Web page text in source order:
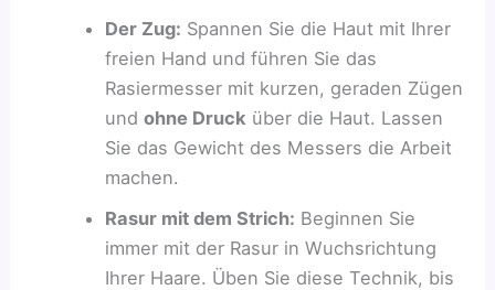
Der Zug: Spannen Sie die Haut mit Ihrer
freien Hand und führen Sie das
Rasiermesser mit kurzen, geraden Zügen
und ohne Druck über die Haut. Lassen
Sie das Gewicht des Messers die Arbeit
machen.
Rasur mit dem Strich: Beginnen Sie
immer mit der Rasur in Wuchsrichtung
Ihrer Haare. Üben Sie diese Technik, bis